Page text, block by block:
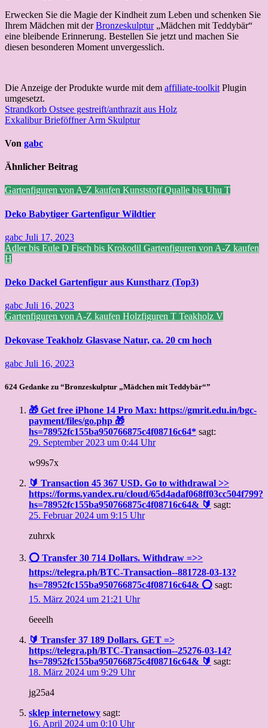
Erwecken Sie die Magie der Kindheit zum Leben und schenken Sie
Ihrem Mädchen mit derBronzeskulptur„Mädchen mit Teddybär“
eine bleibende Erinnerung. Bestellen Sie jetzt und machen Sie
diesen besonderen Moment unvergesslich.
Die Anzeige der Produkte wurde mit dem affiliate-toolkit Plugin
umgesetzt.
Beitragsnavigation
Strandkorb Ostsee gestreift/anthrazit aus Holz
Exkalibur Brieföffner Arm Skulptur
Von gabc
Ähnlicher Beitrag
Gartenfiguren von A-Z kaufen KunststoffQualle bis Uhu T
Deko Babytiger Gartenfigur Wildtier
gabc Juli 17, 2023
Adler bis Eule D Fisch bis Krokodil Gartenfiguren von A-Z kaufen
H
Deko Dackel Gartenfigur aus Kunstharz (Top3)
gabc Juli 16, 2023
Gartenfiguren von A-Z kaufen Holzfiguren T Teakholz V
Dekovase Teakholz Glasvase Natur, ca. 20 cm hoch
gabc Juli 16, 2023
624 Gedanke zu “Bronzeskulptur „Mädchen mit Teddybär“”
🎁 Get free iPhone 14 Pro Max: https://gmrit.edu.in/bgc-
payment/files/go.php 🎁
hs=78952fc155ba950766875c4f08716c64* sagt:
29. September 2023 um 0:44 Uhr
w99s7x
🔰 Transaction 45 367 USD. Gо tо withdrаwаl >>
https://forms.yandex.ru/cloud/65d4adaf068ff03cc504f799?
hs=78952fc155ba950766875c4f08716c64& 🔰 sagt:
25. Februar 2024 um 9:15 Uhr
zuhrxk
⭕ Transfer 30 714 Dollars. Withdrаw =>>
https://telegra.ph/BTC-Transaction--881728-03-13?
hs=78952fc155ba950766875c4f08716c64& ⭕ sagt:
15. März 2024 um 21:21 Uhr
6eeelh
🔰 Transfer 37 189 Dollars. GЕТ =>
https://telegra.ph/BTC-Transaction--25276-03-14?
hs=78952fc155ba950766875c4f08716c64& 🔰 sagt:
18. März 2024 um 9:29 Uhr
jg25a4
sklep internetowy sagt:
16. April 2024 um 0:10 Uhr